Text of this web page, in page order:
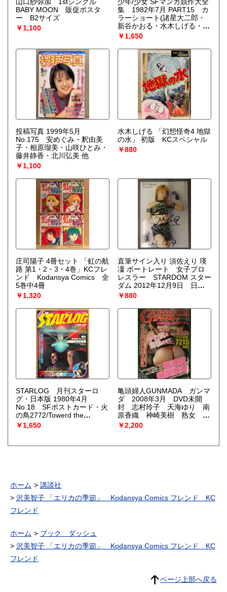
BABY MOON 販促ポスタ
ー B2サイズ
￥1,100
集 1982年7月 PART15 カ
ラーショート(諸星大二郎・
新谷かおる・水木しげる・水
野英子)・吾妻ひでお・山田
章博・とり みき・高橋葉
介・山田ミネコ・かづさひろ
し・柴田昌弘・堀泉下・神坂
智子・佐々木けいこ・佐々木
淳子 他
￥1,650
投稿写真 1999年5月
No.175 安めぐみ・釈由美
子・相原瑠美・山咲ひとみ・
藤井静香・北川弘美 他
￥1,100
水木しげる 「幻想怪奇4 地獄
の水」 初版 KCスペシャル
￥880
庄司陽子 4冊セット 「虹の航
路 第1・2・3・4巻」KCフレ
ンド Kodansya Comics 全
5巻中4冊
￥1,320
直筆サイン入り 須佐えり 瑛
凜 ポートレート 女子プロ
レスラー STARDOM スター
ダム 2012年12月9日 日付
入り
￥880
STARLOG 月刊スターロ
グ・日本版 1980年4月
No.18 SFポストカード・火
の鳥2772/Towerd the
terra/1941 ピンナップ付き。
特集：SF High Trip Tour 幻想
美姫 など
￥1,650
亀頭婦人GUNMADA ガンマ
ダ 2008年3月 DVD未開
封 志村玲子 天海ゆり 南
原香織 神崎美樹 熟女 人
妻 顔面騎乗
￥2,200
ホーム
講談社
沢美智子 「エリカの季節」 Kodansya Comics フレンド KC
フレンド
ホーム
ブック ダッシュ
沢美智子 「エリカの季節」 Kodansya Comics フレンド KC
フレンド
ページ上部へ戻る